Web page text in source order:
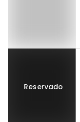
Reservado